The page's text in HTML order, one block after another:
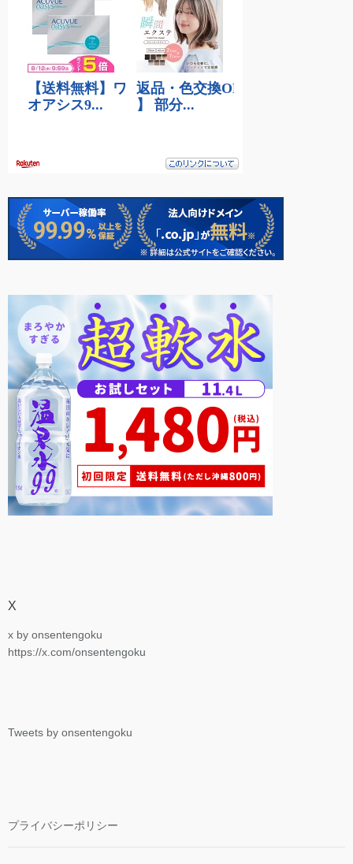
X
x by onsentengoku
https://x.com/onsentengoku
Tweets by onsentengoku
プライバシーポリシー